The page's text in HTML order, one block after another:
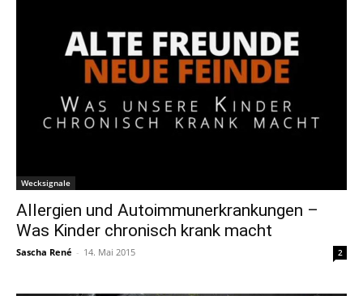
Wecksignale
Allergien und Autoimmunerkrankungen –
Was Kinder chronisch krank macht
Sascha René - 14. Mai 2015 2